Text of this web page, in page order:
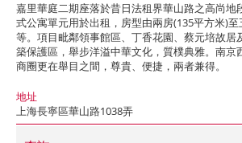
嘉里華庭二期座落於昔日法租界華山路之高尚地
式公寓單元用於出租，房型由兩房(135平方米)至
等。項目毗鄰領事館區、丁香花園、蔡元培故居
築保護區，舉步洋溢中華文化，質樸典雅。南京
商圈更在舉目之間，尊貴、便捷，兩者兼得。
地址
上海長寧區華山路1038弄